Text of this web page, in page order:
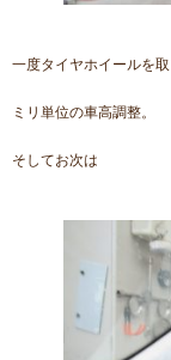
一度タイヤホイールを
ミリ単位の車高調整。
そしてお次は